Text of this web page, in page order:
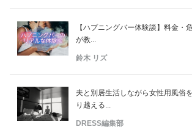
【ハプニングバー体験談】料金・
が教...
鈴木 リズ
夫と別居生活しながら女性用風俗
り越える...
DRESS編集部